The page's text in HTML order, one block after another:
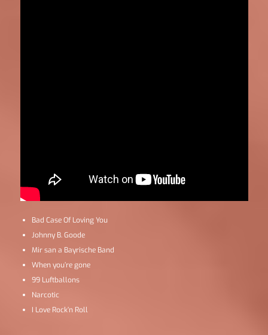
Bad Case Of Loving You
Johnny B. Goode
Mir san a Bayrische Band
When you’re gone
99 Luftballons
Narcotic
I Love Rock’n Roll